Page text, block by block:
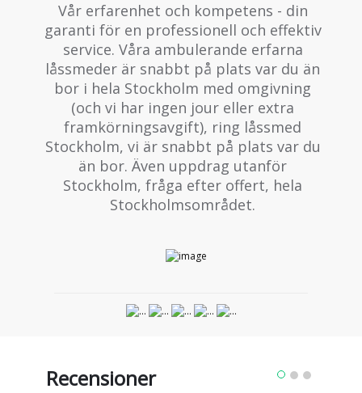
Vår erfarenhet och kompetens - din
garanti för en professionell och effektiv
service. Våra ambulerande erfarna
låssmeder är snabbt på plats var du än
bor i hela Stockholm med omgivning
(och vi har ingen jour eller extra
framkörningsavgift), ring låssmed
Stockholm, vi är snabbt på plats var du
än bor. Även uppdrag utanför
Stockholm, fråga efter offert, hela
Stockholmsområdet.
Recensioner